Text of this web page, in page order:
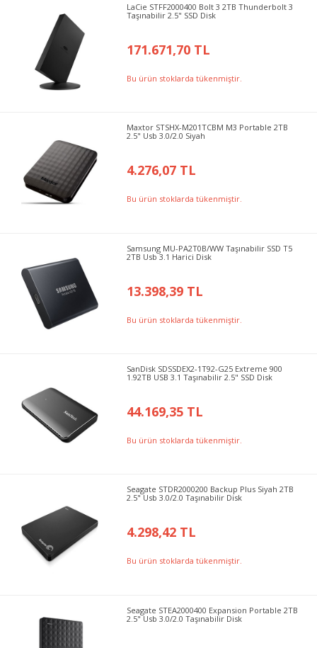
LaCie STFF2000400 Bolt 3 2TB Thunderbolt 3
Taşınabilir 2.5" SSD Disk
171.671,70 TL
Bu ürün stoklarda tükenmiştir.
Maxtor STSHX-M201TCBM M3 Portable 2TB
2.5" Usb 3.0/2.0 Siyah
4.276,07 TL
Bu ürün stoklarda tükenmiştir.
Samsung MU-PA2T0B/WW Taşınabilir SSD T5
2TB Usb 3.1 Harici Disk
13.398,39 TL
Bu ürün stoklarda tükenmiştir.
SanDisk SDSSDEX2-1T92-G25 Extreme 900
1.92TB USB 3.1 Taşınabilir 2.5" SSD Disk
44.169,35 TL
Bu ürün stoklarda tükenmiştir.
Seagate STDR2000200 Backup Plus Siyah 2TB
2.5" Usb 3.0/2.0 Taşınabilir Disk
4.298,42 TL
Bu ürün stoklarda tükenmiştir.
Seagate STEA2000400 Expansion Portable 2TB
2.5" Usb 3.0/2.0 Taşınabilir Disk